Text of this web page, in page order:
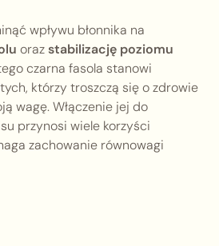
wpływu błonnika na
orazstabilizację poziomu
czarna fasola stanowi
którzy troszczą się o zdrowie
wagę. Włączenie jej do
przynosi wiele korzyści
zachowanie równowagi